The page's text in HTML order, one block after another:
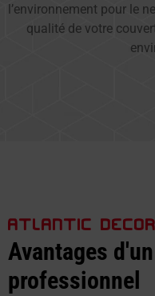
l’environnement pour le
qualité de votre
ATLANTIC DECOR
Avantages
professionnel